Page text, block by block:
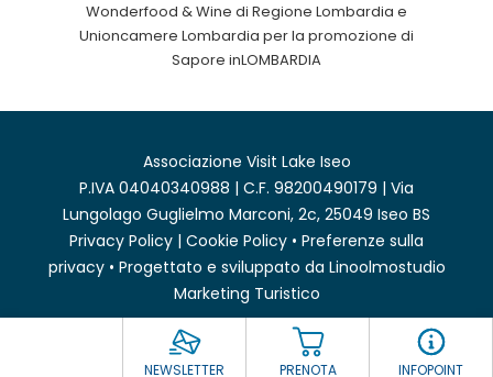
NEWSLETTER PRENOTA INFOPOINT
Wonderfood & Wine di Regione Lombardia e
Unioncamere Lombardia per la promozione di
Sapore inLOMBARDIA
Associazione Visit Lake Iseo
P.IVA 04040340988 | C.F. 98200490179 | Via
Lungolago Guglielmo Marconi, 2c, 25049 Iseo BS
Privacy Policy | Cookie Policy • Preferenze sulla
privacy• Progettato e sviluppato da Linoolmostudio
Marketing Turistico